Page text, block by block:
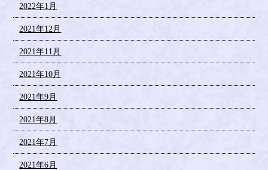
2022年1月
2021年12月
2021年11月
2021年10月
2021年9月
2021年8月
2021年7月
2021年6月